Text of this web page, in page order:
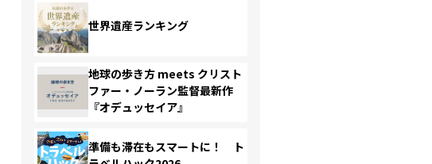
世界遺産ランキング
地球の歩き方 meets クリスト
ファー・ノーラン監督最新作
『オデュッセイア』
準備も滞在もスマートに！ ト